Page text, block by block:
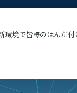
環境で皆様のはんだ